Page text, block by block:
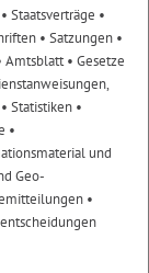
• Staatsverträge •
• Satzungen •
Amtsblatt• Gesetze
• Statistiken •
•
und
Geo-
•